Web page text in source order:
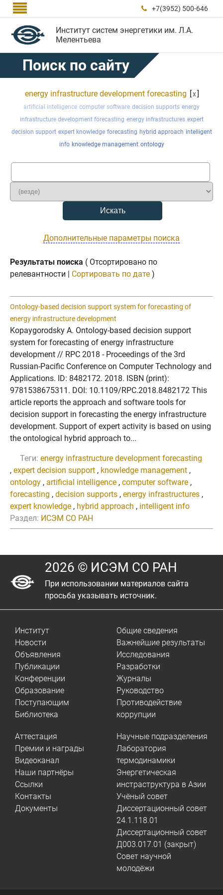
  +7(3952) 500-646
Институт систем энергетики им. Л.А.
Мелентьева
Поиск по сайту
energy infrastructure development forecasting [x]
artificial intelligence computer software decision supports energy
infrastructure development forecasting energy infrastructures expert
decision support expert knowledge forecasting hybrid approach intelligent
info knowledge management ontology
Дополнительные параметры поиска
Результаты поиска ( Отсортировано по
релевантности | Сортировать по дате )
Ontology-based decision support system for forecasting of
energy infrastructure development
Kopaygorodsky A. Ontology-based decision support
system for forecasting of energy infrastructure
development // RPC 2018 - Proceedings of the 3rd
Russian-Pacific Conference on Computer Technology and
Applications. ID: 8482172. 2018. ISBN (print):
9781538675311. DOI: 10.1109/RPC.2018.8482172 This
article reports the approach and software tools for
decision support in forecasting the energy infrastructure
development. Support of expert activity is based on using
the ontological hybrid approach to...
Теги: energy infrastructure development forecasting
, expert decision support , knowledge management ,
ontology , artificial intelligence , computer software ,
forecasting , decision supports , energy infrastructures ,
expert knowledge , hybrid approach , intelligent info
Раздел: ИСЭМ СО РАН
2026 © ИСЭМ СО РАН
При использовании материалов сайта
просьба указывать источник.
Институт
Новости
Объявления
Публикации
Конференции
Образование
Поступающим
Библиотека
Общие сведения
Важнейшие результаты
Исследования
Разработки
Журналы
Руководство
Противодействие
коррупции
Аттестация
Премии и награды
Видеоканал
Наши партнёры
Ссылки
Контакты
Документы
Научные подразделения
Лаборатория
термодинамики
Энергетическая
инстраструктура в Азии
Учёный совет
Диссертационный совет
24.1.118.01
Диссертационный совет
Д003.017.01 (закрыт)
Совет научной
молодёжи